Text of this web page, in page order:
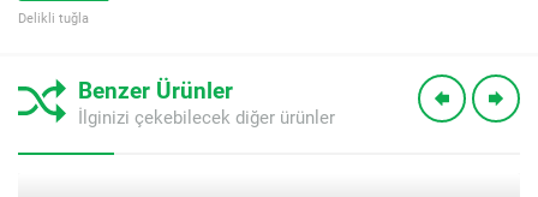
Delikli tuğla
Benzer Ürünler
İlginizi çekebilecek diğer ürünler